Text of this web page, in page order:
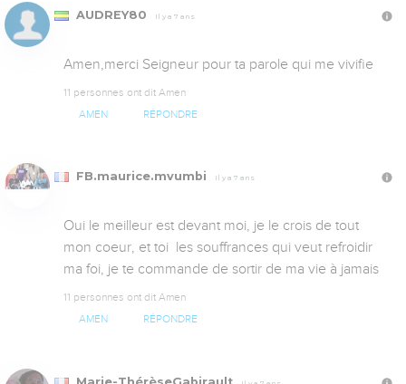
AUDREY80 Il y a 7 ans
Amen,merci Seigneur pour ta parole qui me vivifie
11 personnes ont dit Amen
AMEN RÉPONDRE
FB.maurice.mvumbi Il y a 7 ans
Oui le meilleur est devant moi, je le crois de tout
mon coeur, et toi  les souffrances qui veut refroidir
ma foi, je te commande de sortir de ma vie à jamais
11 personnes ont dit Amen
AMEN RÉPONDRE
Marie-ThérèseGabirault